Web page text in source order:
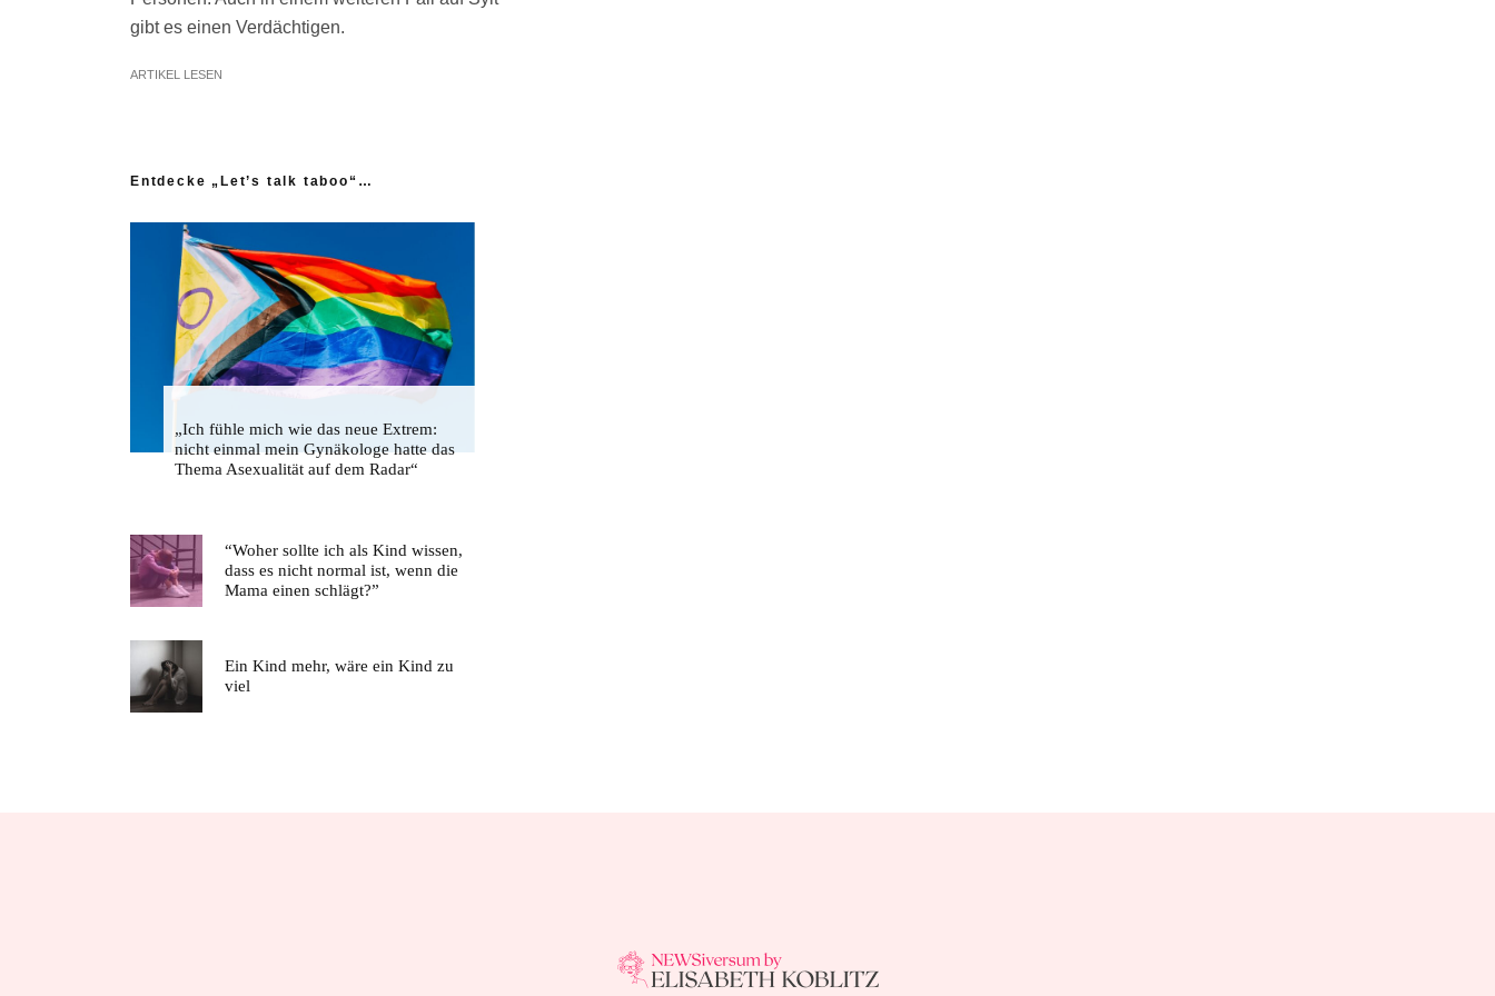
gibt es einen Verdächtigen.
ARTIKEL LESEN
Entdecke „Let’s talk taboo“…
„Ich fühle mich wie das neue Extrem:
nicht einmal mein Gynäkologe hatte das
Thema Asexualität auf dem Radar“
“Woher sollte ich als Kind wissen,
dass es nicht normal ist, wenn die
Mama einen schlägt?”
Ein Kind mehr, wäre ein Kind zu
viel